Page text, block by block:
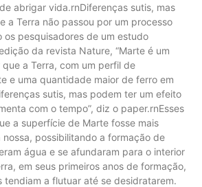
abrigar vida.rnDiferenças sutis, mas
a Terra não passou por um processo
os pesquisadores de um estudo
da revista Nature, “Marte é um
a Terra, com um perfil de
e uma quantidade maior de ferro em
sutis, mas podem ter um efeito
com o tempo”, diz o paper.rnEsses
a superfície de Marte fosse mais
possibilitando a formação de
água e se afundaram para o interior
em seus primeiros anos de formação,
tendiam a flutuar até se desidratarem.